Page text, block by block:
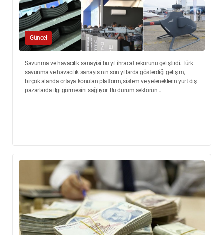
Güncel
Savunma ve havacılık sanayisi bu yıl ihracat rekorunu geliştirdi. Türk
savunma ve havacılık sanayisinin son yıllarda gösterdiği gelişim,
birçok alanda ortaya konulan platform, sistem ve yeteneklerin yurt dışı
pazarlarda ilgi görmesini sağlıyor. Bu durum sektörün...